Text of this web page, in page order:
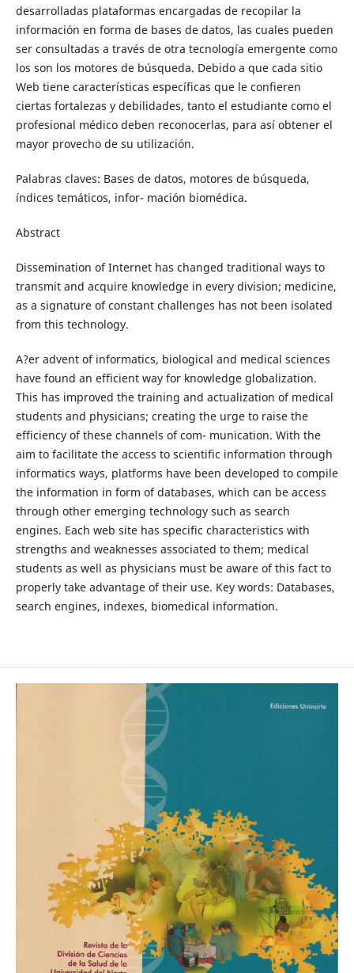
desarrolladas plataformas encargadas de recopilar la
información en forma de bases de datos, las cuales pueden
ser consultadas a través de otra tecnología emergente como
los son los motores de búsqueda. Debido a que cada sitio
Web tiene características específicas que le confieren
ciertas fortalezas y debilidades, tanto el estudiante como el
profesional médico deben reconocerlas, para así obtener el
mayor provecho de su utilización.
Palabras claves: Bases de datos, motores de búsqueda,
índices temáticos, infor- mación biomédica.
Abstract
Dissemination of Internet has changed traditional ways to
transmit and acquire knowledge in every division; medicine,
as a signature of constant challenges has not been isolated
from this technology.
A?er advent of informatics, biological and medical sciences
have found an efficient way for knowledge globalization.
This has improved the training and actualization of medical
students and physicians; creating the urge to raise the
efficiency of these channels of com- munication. With the
aim to facilitate the access to scientific information through
informatics ways, platforms have been developed to compile
the information in form of databases, which can be access
through other emerging technology such as search
engines. Each web site has specific characteristics with
strengths and weaknesses associated to them; medical
students as well as physicians must be aware of this fact to
properly take advantage of their use. Key words: Databases,
search engines, indexes, biomedical information.